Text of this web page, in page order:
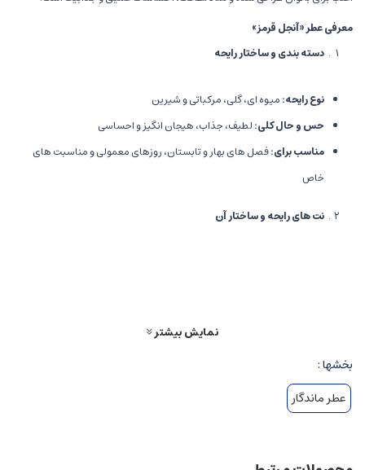
معرفی عطر «آنجل قرمز»
دسته بندی و ساختار رایحه
نوع رایحه:میوه ای، گلی، مرکباتی و شیرین
حس و حال کلی:لطیف، جذاب، هیجان انگیز و احساسی
مناسب برای:فصل های بهار و تابستان، روزهای معمولی و مناسبت های
خاص
نت های رایحه و ساختار آن
و جذابیت زنانه را تأکید می کنند. این نت ها رایحه ای گلی و خوشایند را خلق می
کنند.
نت های پایه
نمایش بیشتر
بخشها :
عطر ماندگار